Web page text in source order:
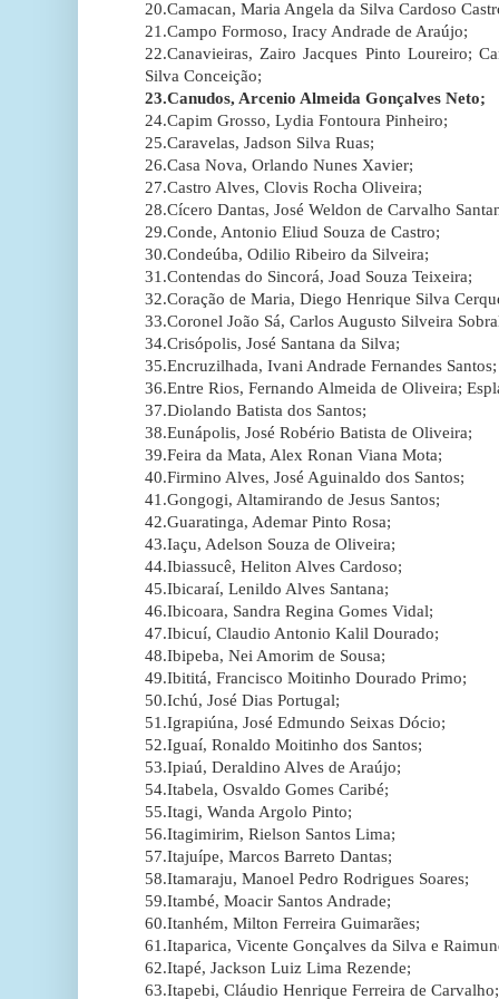
20.Camacan, Maria Angela da Silva Cardoso
21.Campo Formoso, Iracy Andrade de Araújo;
22.Canavieiras, Zairo Jacques Pinto Loureiro;
Silva Conceição;
23.Canudos, Arcenio Almeida Gonçalves Neto;
24.Capim Grosso, Lydia Fontoura Pinheiro;
25.Caravelas, Jadson Silva Ruas;
26.Casa Nova, Orlando Nunes Xavier;
27.Castro Alves, Clovis Rocha Oliveira;
28.Cícero Dantas, José Weldon de Carvalho
29.Conde, Antonio Eliud Souza de Castro;
30.Condeúba, Odilio Ribeiro da Silveira;
31.Contendas do Sincorá, Joad Souza Teixeira;
32.Coração de Maria, Diego Henrique Silva
33.Coronel João Sá, Carlos Augusto Silveira
34.Crisópolis, José Santana da Silva;
35.Encruzilhada, Ivani Andrade Fernandes Santos;
36.Entre Rios, Fernando Almeida de Oliveira;
37.Diolando Batista dos Santos;
38.Eunápolis, José Robério Batista de Oliveira;
39.Feira da Mata, Alex Ronan Viana Mota;
40.Firmino Alves, José Aguinaldo dos Santos;
41.Gongogi, Altamirando de Jesus Santos;
42.Guaratinga, Ademar Pinto Rosa;
43.Iaçu, Adelson Souza de Oliveira;
44.Ibiassucê, Heliton Alves Cardoso;
45.Ibicaraí, Lenildo Alves Santana;
46.Ibicoara, Sandra Regina Gomes Vidal;
47.Ibicuí, Claudio Antonio Kalil Dourado;
48.Ibipeba, Nei Amorim de Sousa;
49.Ibititá, Francisco Moitinho Dourado Primo;
50.Ichú, José Dias Portugal;
51.Igrapiúna, José Edmundo Seixas Dócio;
52.Iguaí, Ronaldo Moitinho dos Santos;
53.Ipiaú, Deraldino Alves de Araújo;
54.Itabela, Osvaldo Gomes Caribé;
55.Itagi, Wanda Argolo Pinto;
56.Itagimirim, Rielson Santos Lima;
57.Itajuípe, Marcos Barreto Dantas;
58.Itamaraju, Manoel Pedro Rodrigues Soares;
59.Itambé, Moacir Santos Andrade;
60.Itanhém, Milton Ferreira Guimarães;
61.Itaparica, Vicente Gonçalves da Silva e
62.Itapé, Jackson Luiz Lima Rezende;
63.Itapebi, Cláudio Henrique Ferreira de Carvalho;